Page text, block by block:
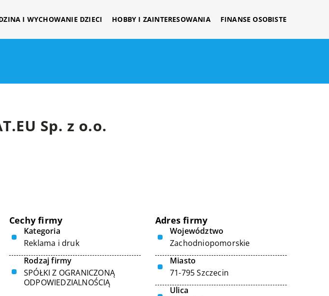
I WYCHOWANIE DZIECI HOBBY I ZAINTERESOWANIA FINANSE OSOBISTE
Sp. z o.o.
Cechy firmy
Kategoria
Reklama i druk
Rodzaj firmy
SPÓŁKI Z OGRANICZONĄ
ODPOWIEDZIALNOŚCIĄ
Adres firmy
Województwo
Zachodniopomorskie
Miasto
71-795 Szczecin
Ulica